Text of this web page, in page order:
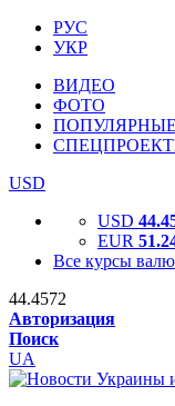
РУС
УКР
ВИДЕО
ФОТО
ПОПУЛЯРНЫЕ
USD
USD
EUR
Все курсы
44.4572
Авторизация
Поиск
UA